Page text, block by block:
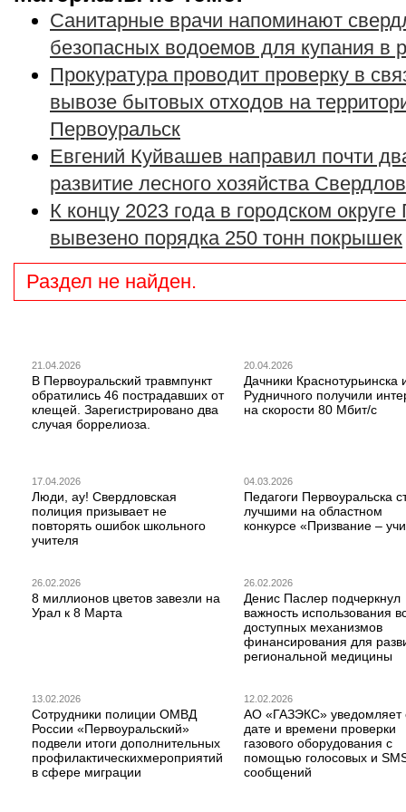
Санитарные врачи напоминают
безопасных водоемов для купания в
Прокуратура проводит проверку в
вывозе бытовых отходов на
Первоуральск
Евгений Куйвашев направил почти
развитие лесного хозяйства
К концу 2023 года в городском
вывезено порядка 250 тонн покрышек
Раздел не найден.
21.04.2026
В Первоуральский травмпункт
обратились 46 пострадавших от
клещей. Зарегистрировано два
случая боррелиоза.
20.04.2026
Дачники Краснотурьинска
Рудничного получили
на скорости 80 Мбит/с
17.04.2026
Люди, ау! Свердловская
полиция призывает не
повторять ошибок школьного
учителя
04.03.2026
Педагоги Первоуральска
лучшими на областном
конкурсе «Призвание –
26.02.2026
8 миллионов цветов завезли на
Урал к 8 Марта
26.02.2026
Денис Паслер подчеркнул
важность использования
доступных механизмов
финансирования для
региональной медицины
13.02.2026
Сотрудники полиции ОМВД
России «Первоуральский»
подвели итоги дополнительных
профилактическихмероприятий
в сфере миграции
12.02.2026
АО «ГАЗЭКС» уведомляет
дате и времени проверки
газового оборудования с
помощью голосовых и
сообщений